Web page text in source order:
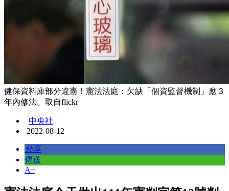
健保資料庫部分違憲！憲法法庭：欠缺「個資監督機制」應３
年內修法。取自flickr
中央社
2022-08-12
分享
傳送
A+